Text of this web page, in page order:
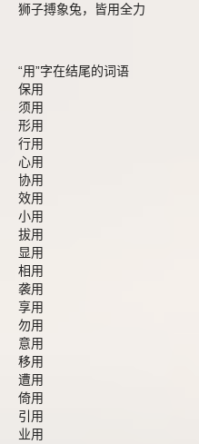
狮子搏象兔，皆用全力
“用”字在结尾的词语
保用
须用
形用
行用
心用
协用
效用
小用
拔用
显用
相用
袭用
享用
勿用
意用
移用
遭用
倚用
引用
业用